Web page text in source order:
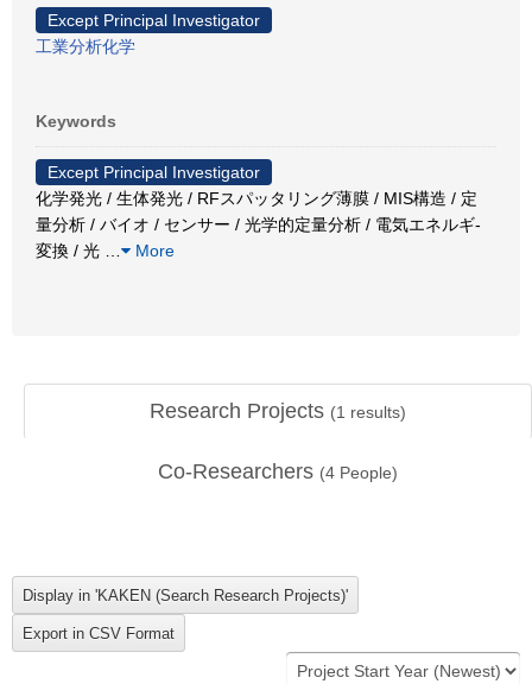
Except Principal Investigator
工業分析化学
Keywords
Except Principal Investigator
化学発光 / 生体発光 / RFスパッタリング薄膜 / MIS構造 / 定
量分析 / バイオ / センサー / 光学的定量分析 / 電気エネルギ-
変換 / 光
More
Research Projects (1 results)
Co-Researchers (4 People)